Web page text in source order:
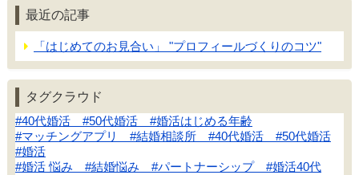
最近の記事
「はじめてのお見合い」 "プロフィールづくりのコツ"
タグクラウド
#40代婚活 #50代婚活 #婚活はじめる年齢
#マッチングアプリ #結婚相談所 #40代婚活 #50代婚活
#婚活
#婚活 悩み #結婚悩み #パートナーシップ #婚活40代